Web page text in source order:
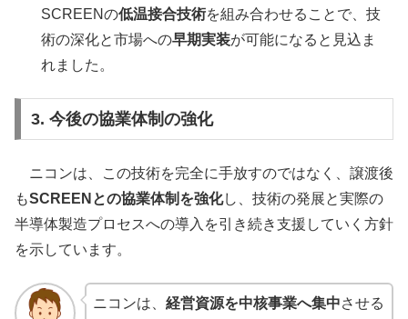
SCREENの低温接合技術を組み合わせることで、技
術の深化と市場への早期実装が可能になると見込ま
れました。
3. 今後の協業体制の強化
ニコンは、この技術を完全に手放すのではなく、譲渡後
もSCREENとの協業体制を強化し、技術の発展と実際の
半導体製造プロセスへの導入を引き続き支援していく方針
を示しています。
ニコンは、 経営資源を中核事業へ集中させる